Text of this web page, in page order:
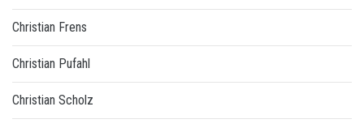
Christian Frens
Christian Pufahl
Christian Scholz